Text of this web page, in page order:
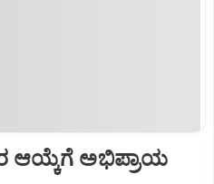
ಆಯ್ಕೆಗೆ ಅಭಿಪ್ರಾಯ